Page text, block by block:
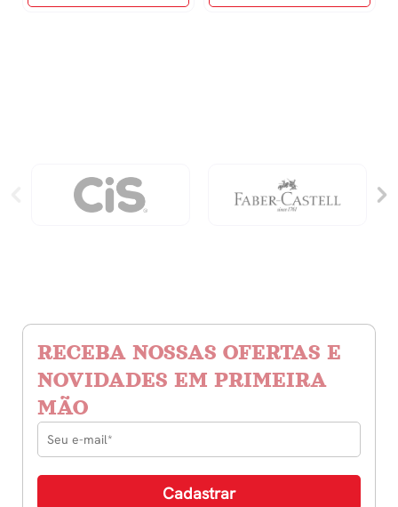
De
-
RECEBA NOSSAS OFERTAS E
NOVIDADES EM PRIMEIRA
MÃO